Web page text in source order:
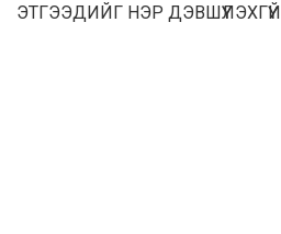
ЭТГЭЭДИЙГ НЭР ДЭВШҮҮЛЭХГҮЙ